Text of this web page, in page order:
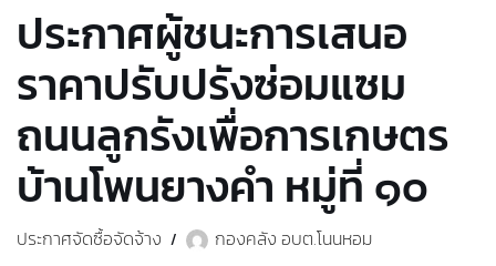
ประกาศผู้ชนะการเสนอ
ราคาปรับปรังซ่อมแซม
ถนนลูกรังเพื่อการเกษตร
บ้านโพนยางคำ หมู่ที่ ๑๐
ประกาศจัดซื้อจัดจ้าง กองคลัง อบต.โนนหอม